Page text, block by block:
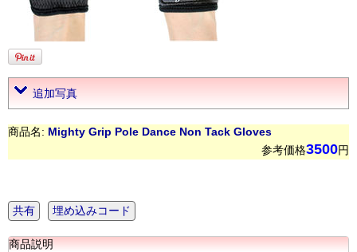
追加写真
商品名: Mighty Grip Pole Dance Non Tack Gloves
参考価格3500円
共有 埋め込みコード
商品説明